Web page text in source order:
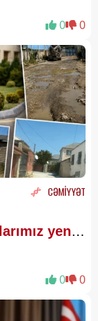
0 0
CƏMİYYƏT
yenə
0 0